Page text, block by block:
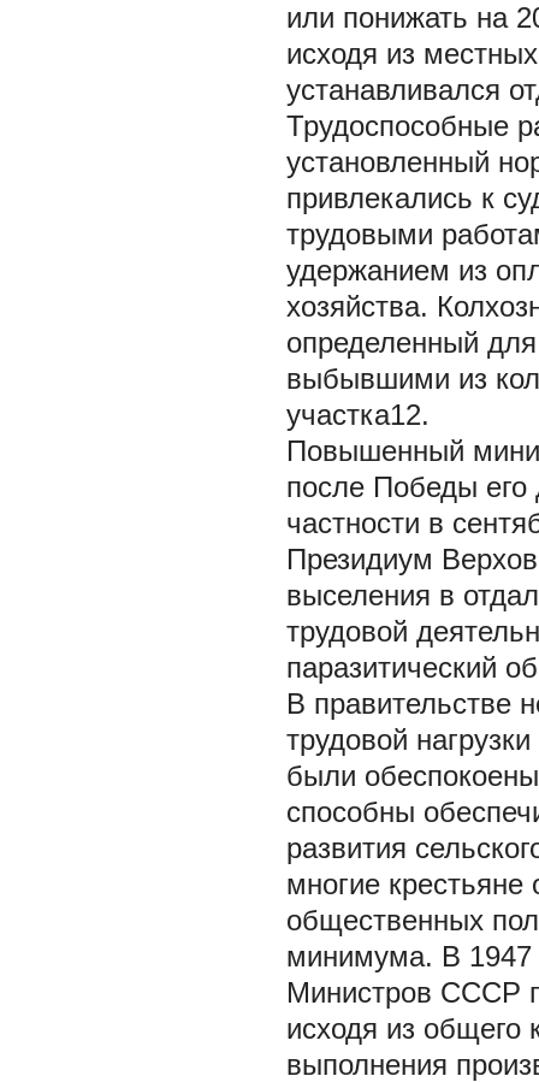
или понижать на
исходя из
устанавливался
Трудоспособные
установленный
привлекались к
трудовыми
удержанием из
хозяйства.
определенный
выбывшими из
участка12.
Повышенный
после Победы его
частности в
Президиум
выселения в
трудовой
паразитический
В правительстве
трудовой
были
способны
развития
многие крестьяне
общественных
минимума. В 1947
Министров СССР
исходя из общего
выполнения